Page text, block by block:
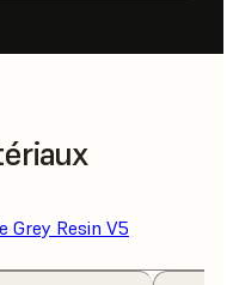
Grey Resin V5